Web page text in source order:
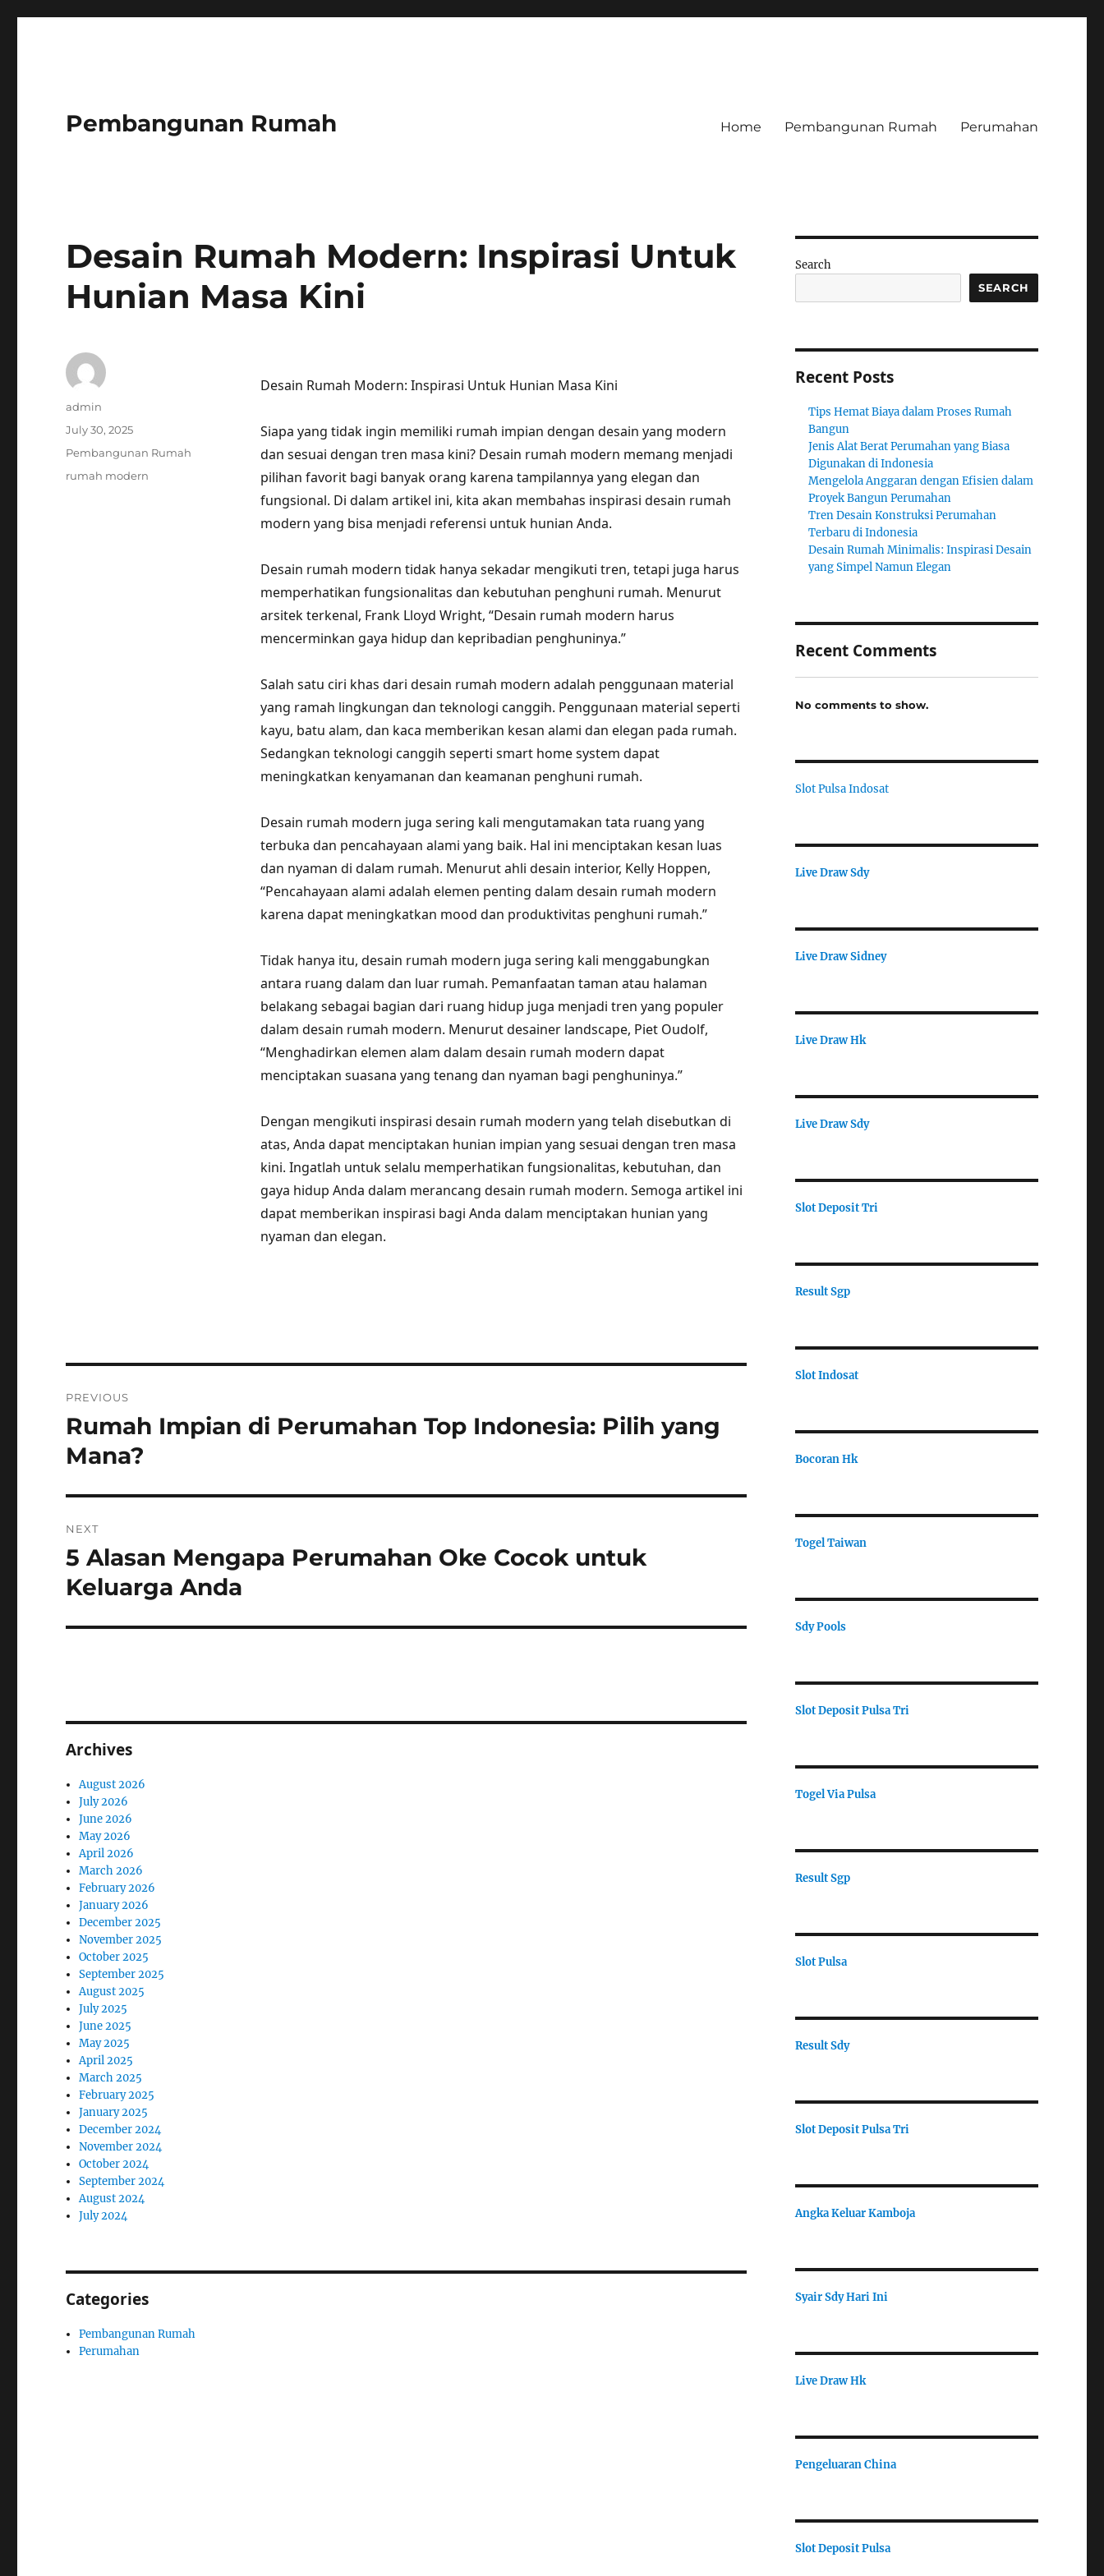
Pembangunan Rumah Home Pembangunan Rumah Perumahan
Desain Rumah Modern: Inspirasi Untuk
Hunian Masa Kini
Desain Rumah Modern: Inspirasi Untuk Hunian Masa Kini
Siapa yang tidak ingin memiliki rumah impian dengan desain yang modern
dan sesuai dengan tren masa kini? Desain rumah modern memang menjadi
pilihan favorit bagi banyak orang karena tampilannya yang elegan dan
fungsional. Di dalam artikel ini, kita akan membahas inspirasi desain rumah
modern yang bisa menjadi referensi untuk hunian Anda.
Desain rumah modern tidak hanya sekadar mengikuti tren, tetapi juga harus
memperhatikan fungsionalitas dan kebutuhan penghuni rumah. Menurut
arsitek terkenal, Frank Lloyd Wright, “Desain rumah modern harus
mencerminkan gaya hidup dan kepribadian penghuninya.”
Salah satu ciri khas dari desain rumah modern adalah penggunaan material
yang ramah lingkungan dan teknologi canggih. Penggunaan material seperti
kayu, batu alam, dan kaca memberikan kesan alami dan elegan pada rumah.
Sedangkan teknologi canggih seperti smart home system dapat
meningkatkan kenyamanan dan keamanan penghuni rumah.
Desain rumah modern juga sering kali mengutamakan tata ruang yang
terbuka dan pencahayaan alami yang baik. Hal ini menciptakan kesan luas
dan nyaman di dalam rumah. Menurut ahli desain interior, Kelly Hoppen,
“Pencahayaan alami adalah elemen penting dalam desain rumah modern
karena dapat meningkatkan mood dan produktivitas penghuni rumah.”
Tidak hanya itu, desain rumah modern juga sering kali menggabungkan
antara ruang dalam dan luar rumah. Pemanfaatan taman atau halaman
belakang sebagai bagian dari ruang hidup juga menjadi tren yang populer
dalam desain rumah modern. Menurut desainer landscape, Piet Oudolf,
“Menghadirkan elemen alam dalam desain rumah modern dapat
menciptakan suasana yang tenang dan nyaman bagi penghuninya.”
Dengan mengikuti inspirasi desain rumah modern yang telah disebutkan di
atas, Anda dapat menciptakan hunian impian yang sesuai dengan tren masa
kini. Ingatlah untuk selalu memperhatikan fungsionalitas, kebutuhan, dan
gaya hidup Anda dalam merancang desain rumah modern. Semoga artikel ini
dapat memberikan inspirasi bagi Anda dalam menciptakan hunian yang
nyaman dan elegan.
Author
admin
Posted
July 30, 2025
Categories
Pembangunan Rumah
Tags
rumah modern
navigation
PREVIOUS
Previous
post:
Rumah Impian di Perumahan Top Indonesia: Pilih yang
Mana?
NEXT
Next
post:
5 Alasan Mengapa Perumahan Oke Cocok untuk
Keluarga Anda
Archives
August 2026
July 2026
June 2026
May 2026
April 2026
March 2026
February 2026
January 2026
December 2025
November 2025
October 2025
September 2025
August 2025
July 2025
June 2025
May 2025
April 2025
March 2025
February 2025
January 2025
December 2024
November 2024
October 2024
September 2024
August 2024
July 2024
Categories
Pembangunan Rumah
Perumahan
Search
SEARCH
Recent Posts
Tips Hemat Biaya dalam Proses Rumah
Bangun
Jenis Alat Berat Perumahan yang Biasa
Digunakan di Indonesia
Mengelola Anggaran dengan Efisien dalam
Proyek Bangun Perumahan
Tren Desain Konstruksi Perumahan
Terbaru di Indonesia
Desain Rumah Minimalis: Inspirasi Desain
yang Simpel Namun Elegan
Recent Comments
No comments to show.
Slot Pulsa Indosat
Live Draw Sdy
Live Draw Sidney
Live Draw Hk
Live Draw Sdy
Slot Deposit Tri
Result Sgp
Slot Indosat
Bocoran Hk
Togel Taiwan
Sdy Pools
Slot Deposit Pulsa Tri
Togel Via Pulsa
Result Sgp
Slot Pulsa
Result Sdy
Slot Deposit Pulsa Tri
Angka Keluar Kamboja
Syair Sdy Hari Ini
Live Draw Hk
Pengeluaran China
Slot Deposit Pulsa